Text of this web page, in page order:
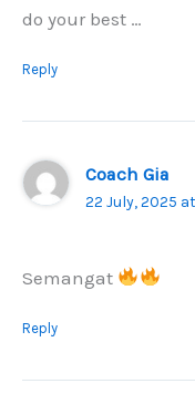
do your best …
Reply
Coach Gia
22 July, 2025 at
Semangat
Reply